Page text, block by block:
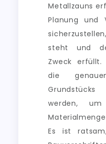
Metallzauns
Planung und
steht und
Zweck erfüllt.
die
werden,
Es ist